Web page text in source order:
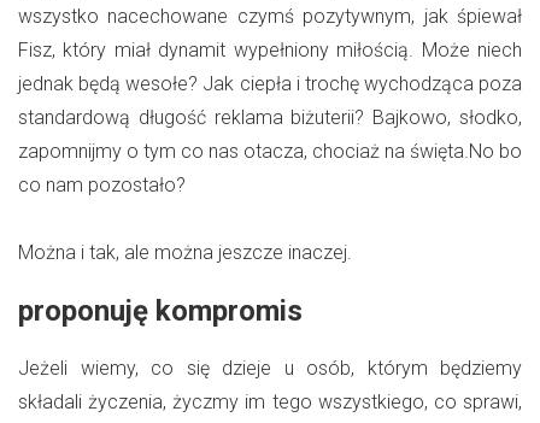
wszystko nacechowane czymś pozytywnym, jak śpiewał
Fisz, który miał dynamit wypełniony miłością. Może niech
jednak będą wesołe? Jak ciepła i trochę wychodząca poza
standardową długość reklama biżuterii? Bajkowo, słodko,
zapomnijmy o tym co nas otacza, chociaż na święta.No bo
co nam pozostało?
Można i tak, ale można jeszcze inaczej.
proponuję kompromis
Jeżeli wiemy, co się dzieje u osób, którym będziemy
składali życzenia, życzmy im tego wszystkiego, co sprawi,